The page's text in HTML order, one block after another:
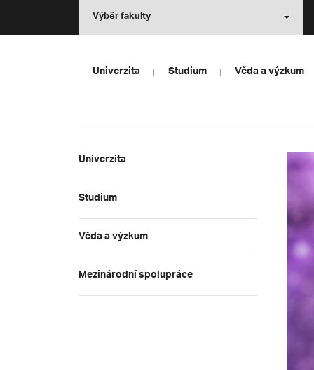
Výběr fakulty
Univerzita Studium Věda a výzkum
Univerzita
Studium
Věda a výzkum
Mezinárodní spolupráce